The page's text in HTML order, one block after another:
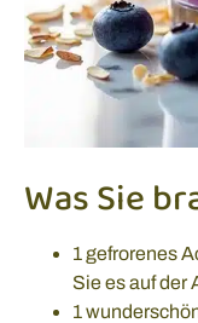
Was Sie
1 gefrorenes
Sie es auf der
1